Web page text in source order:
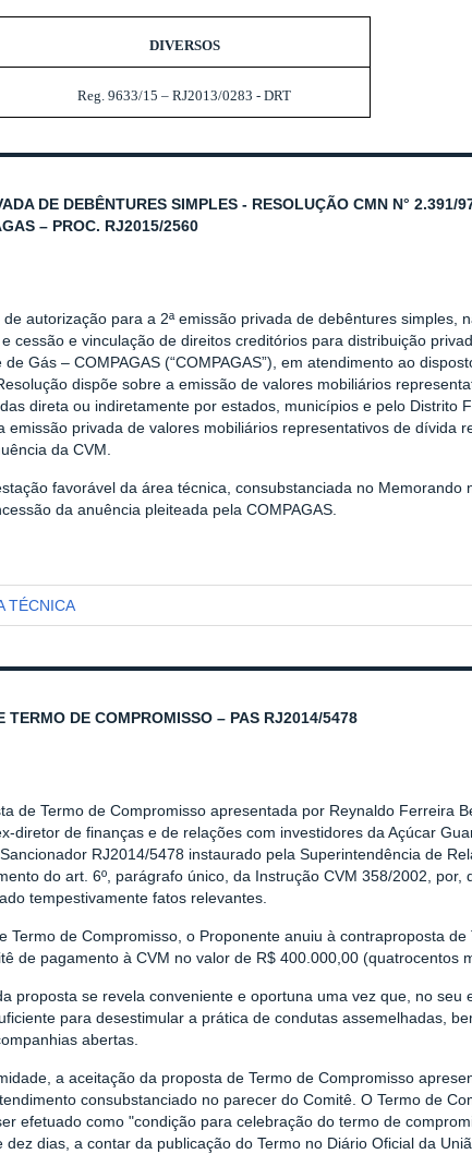
DIVERSOS
Reg. 9633/15 – RJ2013/0283 - DRT
DE DEBÊNTURES SIMPLES - RESOLUÇÃO CMN N° 2.391/
– PROC. RJ2015/2560
autorização para a 2ª emissão privada de debêntures simples,
cessão e vinculação de direitos creditórios para distribuição
Gás – COMPAGAS (“COMPAGAS”), em atendimento ao
dispõe sobre a emissão de valores mobiliários
direta ou indiretamente por estados, municípios e pelo Distrito
emissão privada de valores mobiliários representativos de dívida
da CVM.
favorável da área técnica, consubstanciada no Memorando
da anuência pleiteada pela COMPAGAS.
TÉCNICA
TERMO DE COMPROMISSO – PAS RJ2014/5478
de Termo de Compromisso apresentada por Reynaldo Ferreira
diretor de finanças e de relações com investidores da Açúcar
RJ2014/5478 instaurado pela Superintendência de
do art. 6º, parágrafo único, da Instrução CVM 358/2002, por,
tempestivamente fatos relevantes.
Termo de Compromisso, o Proponente anuiu à contraproposta de
de pagamento à CVM no valor de R$ 400.000,00 (quatrocentos
proposta se revela conveniente e oportuna uma vez que, no seu
para desestimular a prática de condutas assemelhadas,
abertas.
a aceitação da proposta de Termo de Compromisso
consubstanciado no parecer do Comitê. O Termo de
efetuado como "condição para celebração do termo de
dias, a contar da publicação do Termo no Diário Oficial da